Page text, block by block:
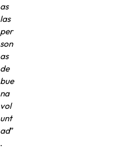
as
las
per
son
as
de
bue
na
vol
unt
ad”
.